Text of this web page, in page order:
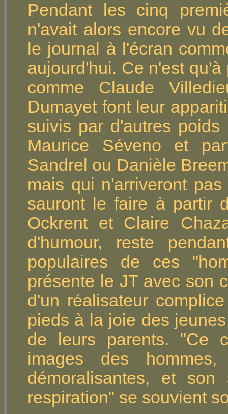
Pendant les cinq
n'avait alors encore vu
le journal à l'écran
aujourd'hui. Ce n'est
comme Claude
Dumayet font leur
suivis par d'autres
Maurice Séveno et
Sandrel ou Danièle
mais qui n'arriveront
sauront le faire à partir
Ockrent et Claire
d'humour, reste
populaires de ces
présente le JT avec son
d'un réalisateur
pieds à la joie des
de leurs parents. "Ce
images des hommes,
démoralisantes, et
respiration" se souvient